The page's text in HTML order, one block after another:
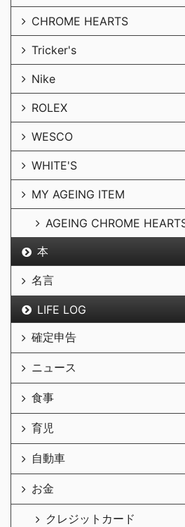
CHROME HEARTS
Tricker's
Nike
ROLEX
WESCO
WHITE'S
MY AGEING ITEM
AGEING CHROME
本
名言
LIFE LOG
確定申告
ニュース
食事
育児
自動車
お金
クレジットカード